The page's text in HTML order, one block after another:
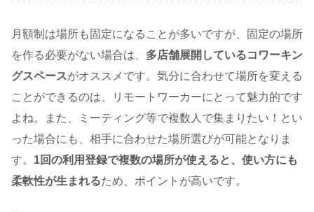
月額制は場所も固定になることが多いですが、固定の場所
を作る必要がない場合は、 多店舗展開しているコワーキン
グスペースがオススメです。気分に合わせて場所を変える
ことができるのは、リモートワーカーにとって魅力的です
よね。また、ミーティング等で複数人で集まりたい！とい
った場合にも、相手に合わせた場所選びが可能となりま
す。 1回の利用登録で複数の場所が使えると、使い方にも
柔軟性が生まれるため、ポイントが高いです。